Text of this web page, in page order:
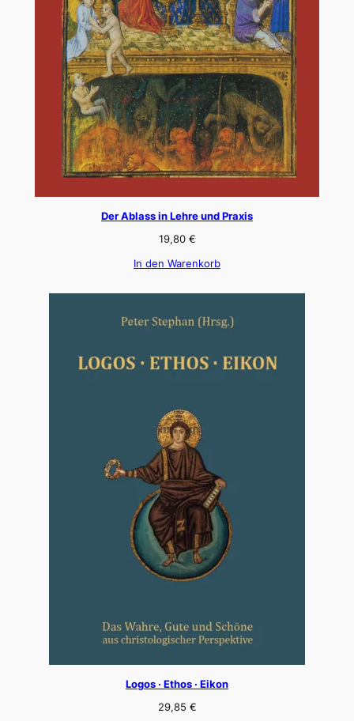
Der Ablass in Lehre und Praxis
19,80 €
In den Warenkorb
Logos · Ethos · Eikon
29,85 €